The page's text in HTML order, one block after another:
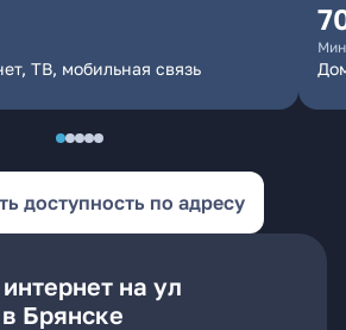
ТВ, мобильная связь
доступность по адресу
на ул
Брянске